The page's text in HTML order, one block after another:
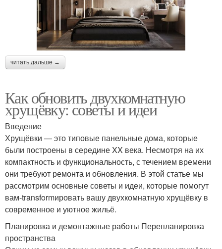
читать дальше →
Как обновить двухкомнатную
хрущёвку: советы и идеи
Введение
Хрущёвки — это типовые панельные дома, которые
были построены в середине XX века. Несмотря на их
компактность и функциональность, с течением времени
они требуют ремонта и обновления. В этой статье мы
рассмотрим основные советы и идеи, которые помогут
вам-transformировать вашу двухкомнатную хрущёвку в
современное и уютное жильё.
Планировка и демонтажные работы Перепланировка
пространства